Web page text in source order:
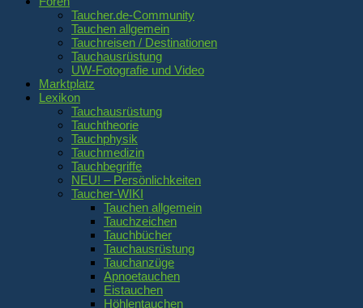
Taucher.de-Community
Tauchen allgemein
Tauchreisen / Destinationen
Tauchausrüstung
UW-Fotografie und Video
Marktplatz
Lexikon
Tauchausrüstung
Tauchtheorie
Tauchphysik
Tauchmedizin
Tauchbegriffe
NEU! – Persönlichkeiten
Taucher-WIKI
Tauchen allgemein
Tauchzeichen
Tauchbücher
Tauchausrüstung
Tauchanzüge
Apnoetauchen
Eistauchen
Höhlentauchen